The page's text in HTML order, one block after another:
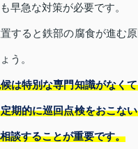
早急な対策が必要です。
すると鉄部の腐食が進む原
う。
は特別な専門知識がなく
期的に巡回点検をおこな
談することが重要です。